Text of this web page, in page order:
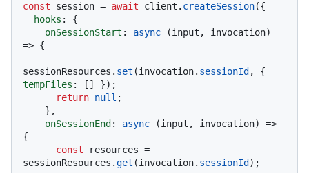
const session = await client. createSession({
hooks : {
onSessionStart : async (input, invocation)
=> {
sessionResources. set (invocation. sessionId
tempFiles : [] });
return null ;
onSessionEnd : async (input, invocation) =>
{
const resources =
sessionResources.get (invocation. sessionId );